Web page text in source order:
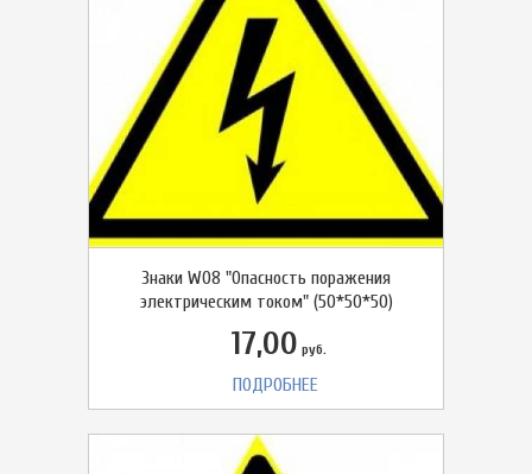
Знаки W08 "Опасность поражения
электрическим током" (50*50*50)
17,00 руб.
ПОДРОБНЕЕ